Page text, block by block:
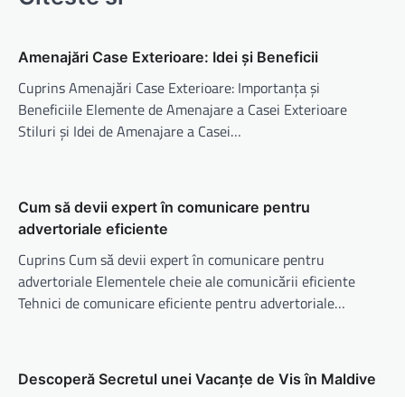
Amenajări Case Exterioare: Idei și Beneficii
Cuprins Amenajări Case Exterioare: Importanța și
Beneficiile Elemente de Amenajare a Casei Exterioare
Stiluri și Idei de Amenajare a Casei…
Cum să devii expert în comunicare pentru
advertoriale eficiente
Cuprins Cum să devii expert în comunicare pentru
advertoriale Elementele cheie ale comunicării eficiente
Tehnici de comunicare eficiente pentru advertoriale…
Descoperă Secretul unei Vacanțe de Vis în Maldive